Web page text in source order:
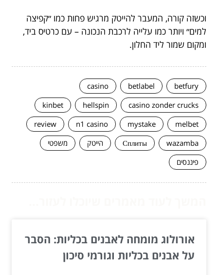
וכשזה קורה, המעבר להייטק מרגיש פחות כמו ״קפיצה
למים״ ויותר כמו עלייה לרכבת הנכונה – עם כרטיס ביד,
ומקום שמור ליד החלון.
betfury
betlabel
casino
casino zonder crucks
hellspin
kinbet
melbet
mystake
n1 casino
review
wazamba
Сплиты הייטק
משפטי
פיננסים
אורולוג מומחה לאבנים בכליות: הסבר
על אבנים בכליות וגורמי סיכון